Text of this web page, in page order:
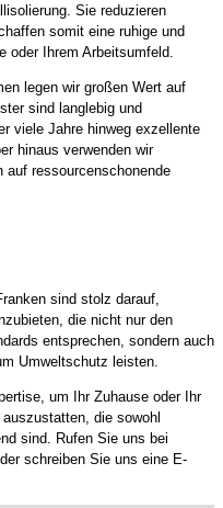
Sie reduzieren
somit eine ruhige und
oder Ihrem Arbeitsumfeld.
legen wir großen Wert auf
sind langlebig und
viele Jahre hinweg exzellente
hinaus verwenden wir
auf ressourcenschonende
sind stolz darauf,
die nicht nur den
entsprechen, sondern auch
Umweltschutz leisten.
um Ihr Zuhause oder Ihr
die sowohl
sind. Rufen Sie uns bei
schreiben Sie uns eine E-